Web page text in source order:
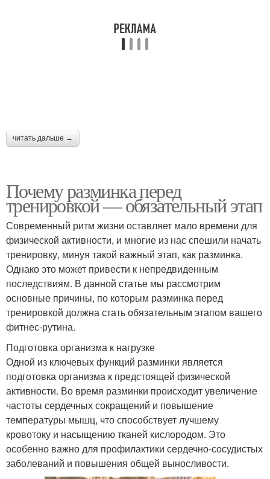
читать дальше →
Почему разминка перед
тренировкой — обязательный этап
Современный ритм жизни оставляет мало времени для
физической активности, и многие из нас спешили начать
тренировку, минуя такой важный этап, как разминка.
Однако это может привести к непредвиденным
последствиям. В данной статье мы рассмотрим
основные причины, по которым разминка перед
тренировкой должна стать обязательным этапом вашего
фитнес-рутина.
Подготовка организма к нагрузке
Одной из ключевых функций разминки является
подготовка организма к предстоящей физической
активности. Во время разминки происходит увеличение
частоты сердечных сокращений и повышение
температуры мышц, что способствует лучшему
кровотоку и насыщению тканей кислородом. Это
особенно важно для профилактики сердечно-сосудистых
заболеваний и повышения общей выносливости.